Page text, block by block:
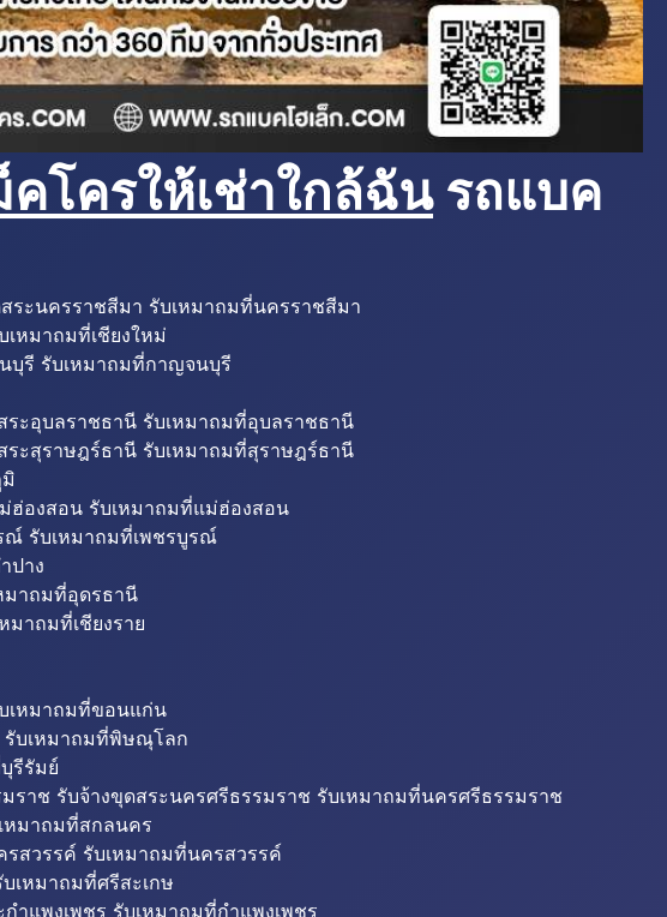
โครให้เช่าใกล้ฉันรถแบค
ระนครราชสีมา รับเหมาถมที่นครราชสีมา
เหมาถมที่เชียงใหม่
บุรี รับเหมาถมที่กาญจนบุรี
ะอุบลราชธานี รับเหมาถมที่อุบลราชธานี
ะสุราษฎร์ธานี รับเหมาถมที่สุราษฎร์ธานี
ฮ่องสอน รับเหมาถมที่แม่ฮ่องสอน
ณ์ รับเหมาถมที่เพชรบูรณ์
ปาง
มาถมที่อุดรธานี
มาถมที่เชียงราย
เหมาถมที่ขอนแก่น
บเหมาถมที่พิษณุโลก
รีรัมย์
าช รับจ้างขุดสระนครศรีธรรมราช รับเหมาถมที่นครศรีธรรมราช
หมาถมที่สกลนคร
สวรรค์ รับเหมาถมที่นครสวรรค์
เหมาถมที่ศรีสะเกษ
ำแพงเพชร รับเหมาถมที่กำแพงเพชร